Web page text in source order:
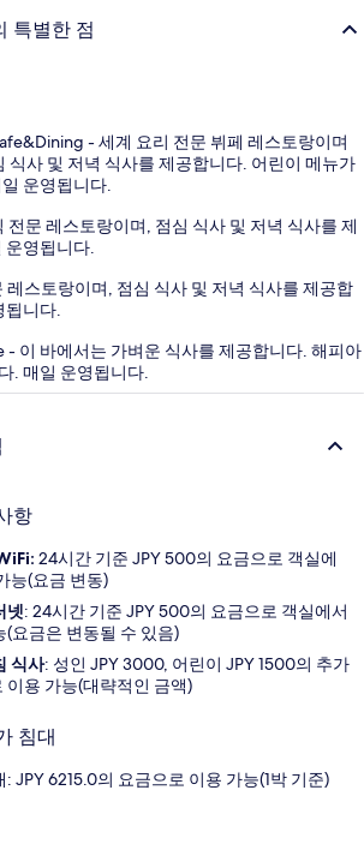
특별한 점
- 세계 요리 전문 뷔페 레스토랑이며
식사 및 저녁 식사를 제공합니다. 어린이 메뉴가
운영됩니다.
전문 레스토랑이며, 점심 식사 및 저녁 식사를 제
운영됩니다.
레스토랑이며, 점심 식사 및 저녁 식사를 제공합
됩니다.
- 이 바에서는 가벼운 식사를 제공합니다. 해피아
. 매일 운영됩니다.
항
24시간 기준 JPY 500의 요금으로 객실에
능(요금 변동)
넷: 24시간 기준 JPY 500의 요금으로 객실에서
(요금은 변동될 수 있음)
식사: 성인 JPY 3000, 어린이 JPY 1500의 추가
이용 가능(대략적인 금액)
침대
: JPY 6215.0의 요금으로 이용 가능(1박 기준)